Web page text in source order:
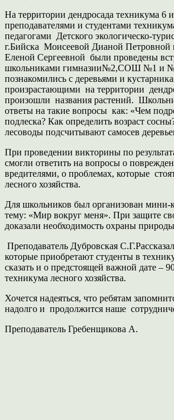
На территории дендросада техникума 6
преподавателями и студентами
педагогами Детского экологическо-
г.Бийска Моисеевой Дианой
Еленой Сергеевной были проведены
школьниками гимназии№2,СОШ №1 и
познакомились с деревьями и
произрастающими на территории
произошли названия растений.
ответы на такие вопросы как: «Чем
подлеска? Как определить возраст
лесоводы подсчитывают самосев
При проведении викторины по
смогли ответить на вопросы о
вредителями, о проблемах, которые
лесного хозяйства.
Для школьников был организован мини-
тему: «Мир вокруг меня». При защите
доказали необходимость охраны
Преподаватель Дубровская
которые приобретают студенты в
сказать и о предстоящей важной дате –
техникума лесного хозяйства.
Хочется надеяться, что ребятам
надолго и продолжится наше
Преподаватель Гребенщикова А.